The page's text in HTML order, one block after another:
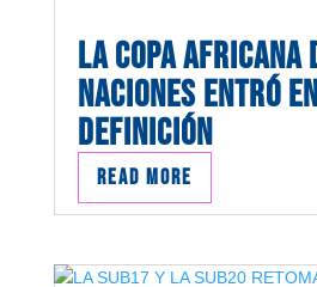
LA COPA AFRICANA
NACIONES ENTRÓ
DEFINICIÓN
read more